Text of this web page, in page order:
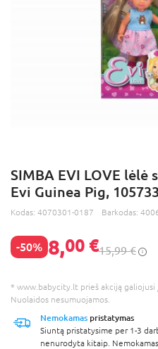
SIMBA EVI LOVE
Evi Guinea Pig,
Kodas: 4070301-0187 Barkodas:
-50% 8,00 €15,99 €
* www.babycity.lt prieš akciją galiojusi
Nuolaidos nesumuojamos.
Nemokamas pristatymas
Siuntą pristatysime per 1-3
nenurodyta kitaip.